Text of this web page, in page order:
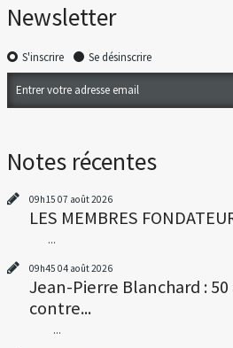
Newsletter
S'inscrire Se désinscrire
Notes récentes
09h15 07 août 2026
LES MEMBRES
...
09h45 04 août 2026
Jean-Pierre Blanchard :
contre...
...